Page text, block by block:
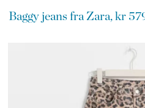
Baggy jeans fra Zara, kr